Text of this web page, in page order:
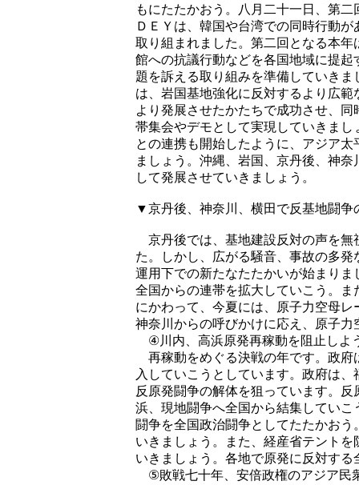
もにたたかおう。八月二十一日、第
ＤＥＹは、韓国や台湾での同時行動
取り組まれました。第二回となる本
館への抗議行動などを各国地域に提
題を訴える取り組みを準備していき
は、岩国基地強化に反対するより広
より発展させたかたちで成功させ、
帯集会やデモとして実現していきま
との連携も開始したように、アジア
ましょう。沖縄、岩国、京丹後、神
して発展させていきましょう。
▼京丹後、神奈川、横田で反基地闘争
京丹後では、基地建設反対の声を無
た。しかし、広がる騒音、事故の多
運用下での新たなたたかいが始まり
全国からの連帯を拡大していこう。
にかわって、今夏には、原子力空母
神奈川からの呼びかけに応え、原子
④川内、高浜原発再稼動を阻止しよ
再稼動をめぐる決戦の年です。政府
入していこうとしています。政府は
反原発闘争の解体を狙っています。
浜、現地闘争へ全国から結集してい
闘争を全国政治闘争としてたたかお
いきましょう。また、経産省テント
いきましょう。各地で原発に反対す
⑤敗戦七十年、安倍政権のアジア民